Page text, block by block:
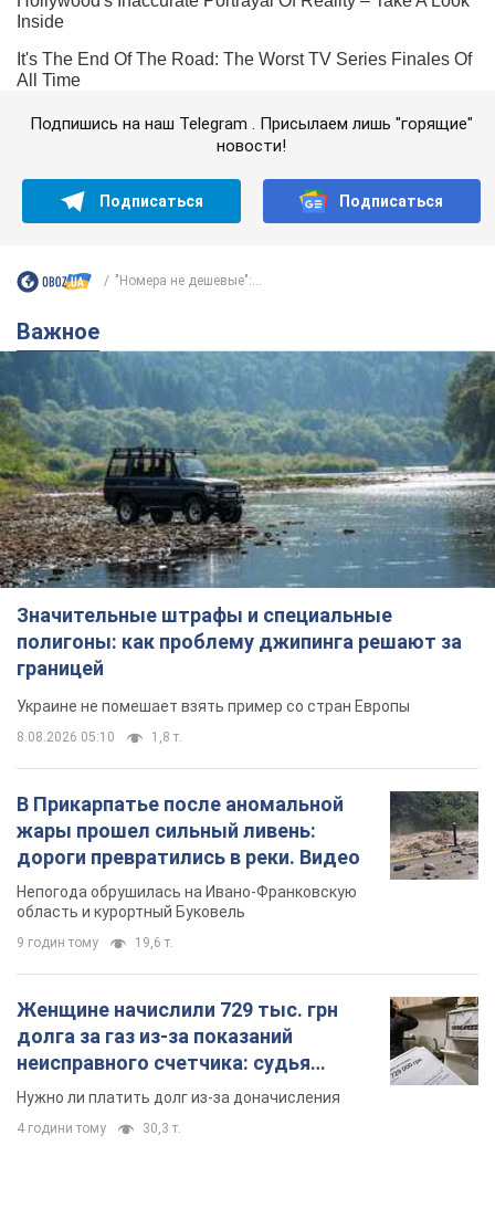
Подпишись на наш Telegram . Присылаем лишь "горящие"
новости!
Подписаться Подписаться
"Номера не дешевые":...
Важное
Значительные штрафы и специальные
полигоны: как проблему джипинга решают за
границей
Украине не помешает взять пример со стран Европы
8.08.2026 05:10 1,8 т.
В Прикарпатье после аномальной
жары прошел сильный ливень:
дороги превратились в реки. Видео
Непогода обрушилась на Ивано-Франковскую
область и курортный Буковель
9 годин тому 19,6 т.
Женщине начислили 729 тыс. грн
долга за газ из-за показаний
неисправного счетчика: судья
вынес неожиданное решение
Нужно ли платить долг из-за доначисления
4 години тому 30,3 т.